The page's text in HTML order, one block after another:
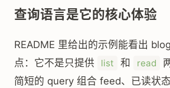
查询语言是它的核心体验
README 里给出的示例能看出
点：它不是只提供
list 和 read
简短的 query 组合 feed、已读状